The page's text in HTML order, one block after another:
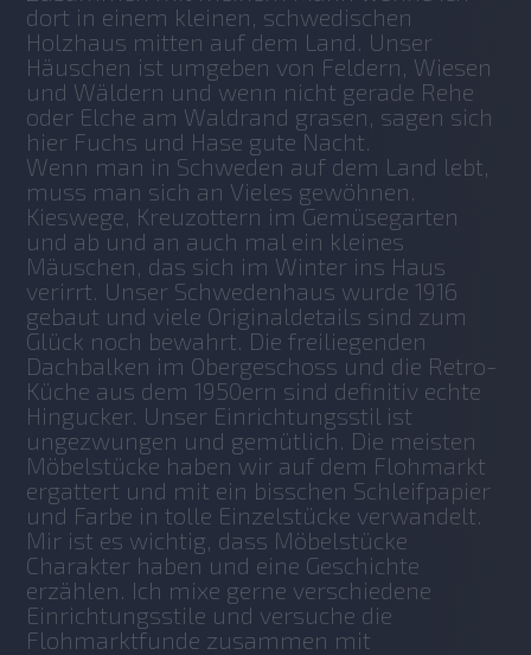
dort in einem kleinen, schwedischen
Holzhaus mitten auf dem Land. Unser
Häuschen ist umgeben von Feldern, Wiesen
und Wäldern und wenn nicht gerade Rehe
oder Elche am Waldrand grasen, sagen sich
hier Fuchs und Hase gute Nacht.
Wenn man in Schweden auf dem Land lebt,
muss man sich an Vieles gewöhnen.
Kieswege, Kreuzottern im Gemüsegarten
und ab und an auch mal ein kleines
Mäuschen, das sich im Winter ins Haus
verirrt. Unser Schwedenhaus wurde 1916
gebaut und viele Originaldetails sind zum
Glück noch bewahrt. Die freiliegenden
Dachbalken im Obergeschoss und die Retro-
Küche aus dem 1950ern sind definitiv echte
Hingucker. Unser Einrichtungsstil ist
ungezwungen und gemütlich. Die meisten
Möbelstücke haben wir auf dem Flohmarkt
ergattert und mit ein bisschen Schleifpapier
und Farbe in tolle Einzelstücke verwandelt.
Mir ist es wichtig, dass Möbelstücke
Charakter haben und eine Geschichte
erzählen. Ich mixe gerne verschiedene
Einrichtungsstile und versuche die
Flohmarktfunde zusammen mit